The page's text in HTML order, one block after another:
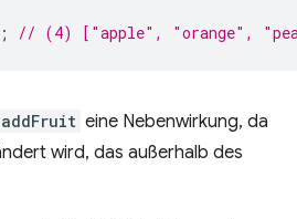
// (4) ["apple", "orange",
addFruit eine Nebenwirkung, da
wird, das außerhalb des